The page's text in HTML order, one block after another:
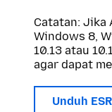
Catatan: Jika
Windows 8,
10.13 atau
agar dapat
Unduh